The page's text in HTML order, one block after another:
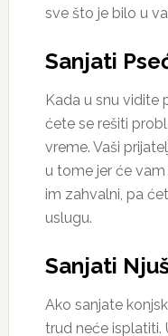
sve što je bilo u
Sanjati
Kada u snu vidite
ćete se rešiti
vreme. Vaši
u tome jer će
im zahvalni, pa
uslugu.
Sanjati
Ako sanjate
trud neće isplatiti.